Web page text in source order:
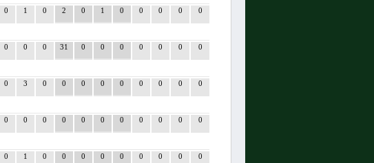
0 1 0 2 0 1 0 0 0 0 0
0 0 0 31 0 0 0 0 0 0 0
0 3 0 0 0 0 0 0 0 0 0
0 0 0 0 0 0 0 0 0 0 0
0 1 0 0 0 0 0 0 0 0 0